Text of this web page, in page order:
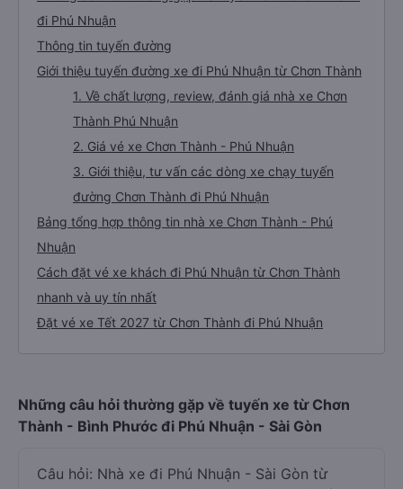
đi Phú Nhuận
Thông tin tuyến đường
Giới thiệu tuyến đường xe đi Phú Nhuận từ Chơn Thành
1. Về chất lượng, review, đánh giá nhà xe Chơn
Thành Phú Nhuận
2. Giá vé xe Chơn Thành - Phú Nhuận
3. Giới thiệu, tư vấn các dòng xe chạy tuyến
đường Chơn Thành đi Phú Nhuận
Bảng tổng hợp thông tin nhà xe Chơn Thành - Phú
Nhuận
Cách đặt vé xe khách đi Phú Nhuận từ Chơn Thành
nhanh và uy tín nhất
Đặt vé xe Tết 2027 từ Chơn Thành đi Phú Nhuận
Những câu hỏi thường gặp về tuyến xe từ Chơn
Thành - Bình Phước đi Phú Nhuận - Sài Gòn
Câu hỏi: Nhà xe đi Phú Nhuận - Sài Gòn từ